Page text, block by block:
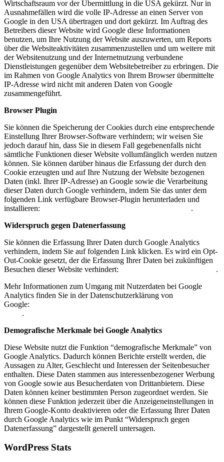
Wirtschaftsraum vor der Übermittlung in die USA gekürzt. Nur in
Ausnahmefällen wird die volle IP-Adresse an einen Server von
Google in den USA übertragen und dort gekürzt. Im Auftrag des
Betreibers dieser Website wird Google diese Informationen
benutzen, um Ihre Nutzung der Website auszuwerten, um Reports
über die Websiteaktivitäten zusammenzustellen und um weitere mit
der Websitenutzung und der Internetnutzung verbundene
Dienstleistungen gegenüber dem Websitebetreiber zu erbringen. Die
im Rahmen von Google Analytics von Ihrem Browser übermittelte
IP-Adresse wird nicht mit anderen Daten von Google
zusammengeführt.
Browser Plugin
Sie können die Speicherung der Cookies durch eine entsprechende
Einstellung Ihrer Browser-Software verhindern; wir weisen Sie
jedoch darauf hin, dass Sie in diesem Fall gegebenenfalls nicht
sämtliche Funktionen dieser Website vollumfänglich werden nutzen
können. Sie können darüber hinaus die Erfassung der durch den
Cookie erzeugten und auf Ihre Nutzung der Website bezogenen
Daten (inkl. Ihrer IP-Adresse) an Google sowie die Verarbeitung
dieser Daten durch Google verhindern, indem Sie das unter dem
folgenden Link verfügbare Browser-Plugin herunterladen und
installieren:
.
Widerspruch gegen Datenerfassung
Sie können die Erfassung Ihrer Daten durch Google Analytics
verhindern, indem Sie auf folgenden Link klicken. Es wird ein Opt-
Out-Cookie gesetzt, der die Erfassung Ihrer Daten bei zukünftigen
Besuchen dieser Website verhindert:
.
Mehr Informationen zum Umgang mit Nutzerdaten bei Google
Analytics finden Sie in der Datenschutzerklärung von
Google:
.
Demografische Merkmale bei Google Analytics
Diese Website nutzt die Funktion “demografische Merkmale” von
Google Analytics. Dadurch können Berichte erstellt werden, die
Aussagen zu Alter, Geschlecht und Interessen der Seitenbesucher
enthalten. Diese Daten stammen aus interessenbezogener Werbung
von Google sowie aus Besucherdaten von Drittanbietern. Diese
Daten können keiner bestimmten Person zugeordnet werden. Sie
können diese Funktion jederzeit über die Anzeigeneinstellungen in
Ihrem Google-Konto deaktivieren oder die Erfassung Ihrer Daten
durch Google Analytics wie im Punkt “Widerspruch gegen
Datenerfassung” dargestellt generell untersagen.
WordPress Stats